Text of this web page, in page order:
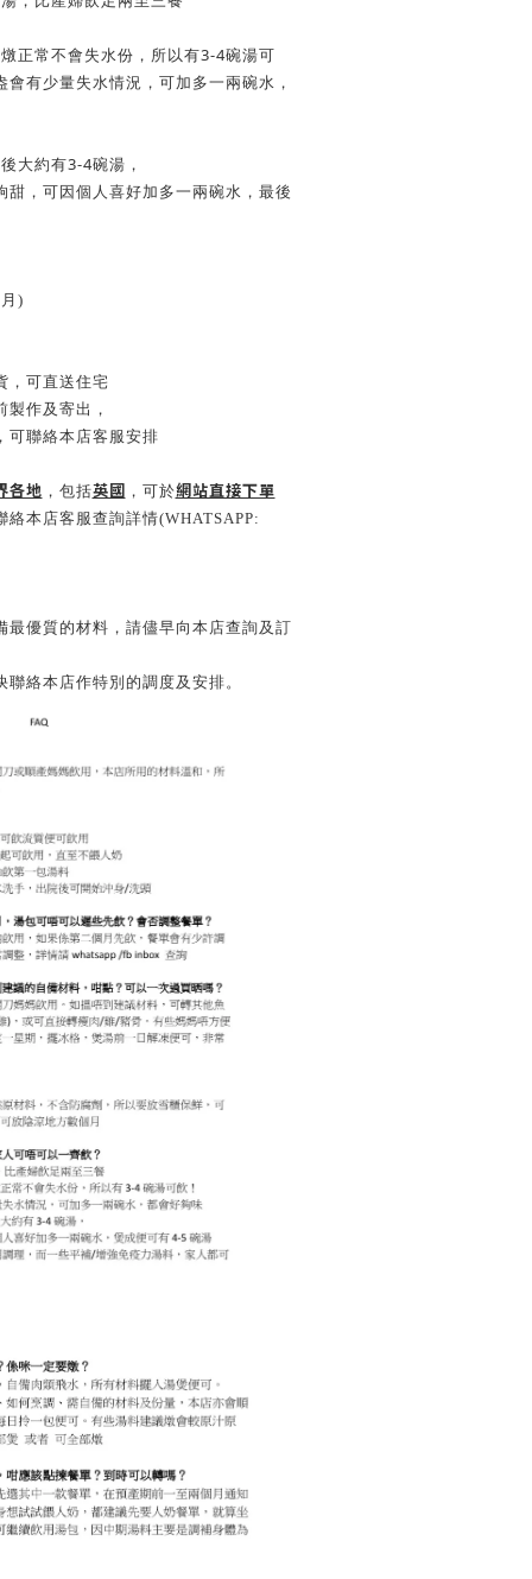
正常不會失水份，所以有3-4碗湯可
有少量失水情況，可加多一兩碗水，
大約有3-4碗湯，
甜，可因個人喜好加多一兩碗水，最後
)
，可直送住宅
作及寄出，
可聯絡本店客服安排
各地 ，包括英國 ，可於網站直接下單
絡本店客服查詢詳情(WHATSAPP:
最優質的材料，請儘早向本店查詢及訂
絡本店作特別的調度及安排。